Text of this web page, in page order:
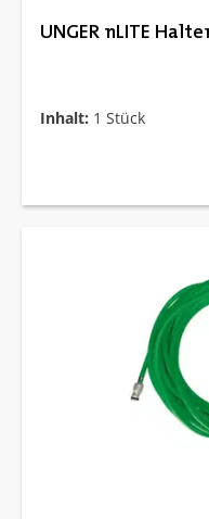
UNGER nLITE
Inhalt: 1 Stück